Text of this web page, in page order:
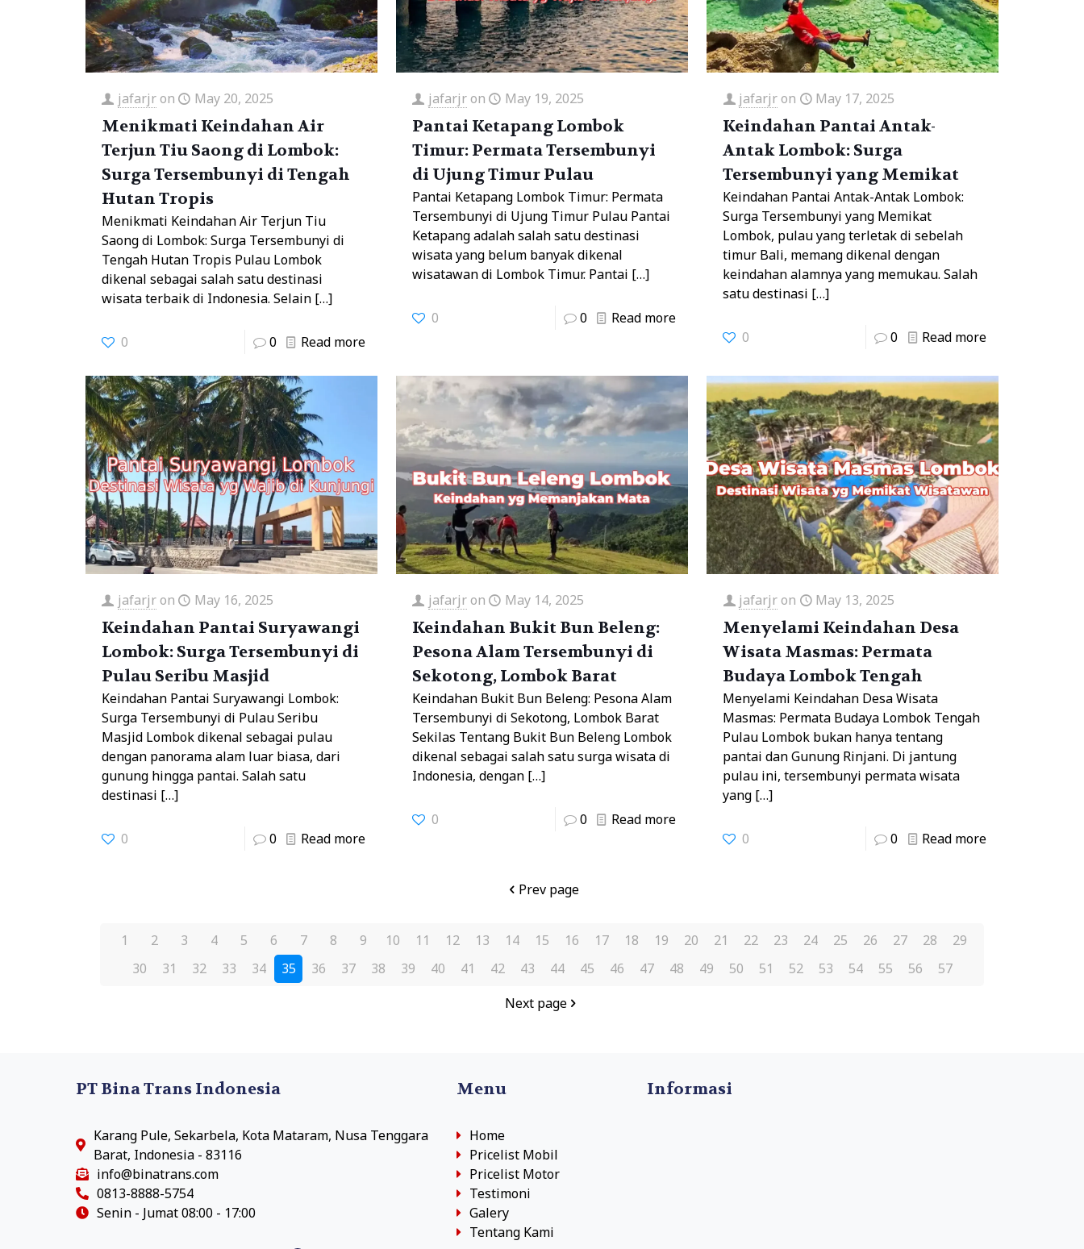
jafarjr on May 20, 2025
Menikmati Keindahan Air
Terjun Tiu Saong di Lombok:
Surga Tersembunyi di Tengah
Hutan Tropis
Menikmati Keindahan Air Terjun Tiu
Saong di Lombok: Surga Tersembunyi di
Tengah Hutan Tropis Pulau Lombok
dikenal sebagai salah satu destinasi
wisata terbaik di Indonesia. Selain[…]
0 0 Read more
jafarjron May 19, 2025
Pantai Ketapang Lombok
Timur: Permata Tersembunyi
di Ujung Timur Pulau
Pantai Ketapang Lombok Timur: Permata
Tersembunyi di Ujung Timur Pulau Pantai
Ketapang adalah salah satu destinasi
wisata yang belum banyak dikenal
wisatawan di Lombok Timur. Pantai […]
0 0 Read more
jafarjron May 17, 2025
Keindahan Pantai Antak-
Antak Lombok: Surga
Tersembunyi yang Memikat
Keindahan Pantai Antak-Antak Lombok:
Surga Tersembunyi yang Memikat
Lombok, pulau yang terletak di sebelah
timur Bali, memang dikenal dengan
keindahan alamnya yang memukau. Salah
satu destinasi […]
0 0 Read more
jafarjr on May 16, 2025
Keindahan Pantai Suryawangi
Lombok: Surga Tersembunyi di
Pulau Seribu Masjid
Keindahan Pantai Suryawangi Lombok:
Surga Tersembunyi di Pulau Seribu
Masjid Lombok dikenal sebagai pulau
dengan panorama alam luar biasa, dari
gunung hingga pantai. Salah satu
destinasi […]
0 0 Read more
jafarjron May 14, 2025
Keindahan Bukit Bun Beleng:
Pesona Alam Tersembunyi di
Sekotong, Lombok Barat
Keindahan Bukit Bun Beleng: Pesona Alam
Tersembunyi di Sekotong, Lombok Barat
Sekilas Tentang Bukit Bun Beleng Lombok
dikenal sebagai salah satu surga wisata di
Indonesia, dengan[…]
0 0 Read more
jafarjron May 13, 2025
Menyelami Keindahan Desa
Wisata Masmas: Permata
Budaya Lombok Tengah
Menyelami Keindahan Desa Wisata
Masmas: Permata Budaya Lombok Tengah
Pulau Lombok bukan hanya tentang
pantai dan Gunung Rinjani. Di jantung
pulau ini, tersembunyi permata wisata
yang […]
0 0 Read more
Prev page
1 2 3 4 5 6 7 8 9 10 11 12 13 14 15 16 17 18 19 20 21 22 23 24 25 26 27 28
29
30
31 32 33 34 35 36 37 38 39 40 41 42 43 44 45 46 47 48 49 50 51 52 53 54 55 56
57
Next page
PT Bina Trans Indonesia
Karang Pule, Sekarbela, Kota Mataram, Nusa Tenggara
Barat, Indonesia - 83116
info@binatrans.com
0813-8888-5754
Senin - Jumat 08:00 - 17:00
Menu
Home
Pricelist Mobil
Pricelist Motor
Testimoni
Galery
Tentang Kami
Informasi